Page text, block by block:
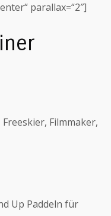
parallax=“2″]
Filmmaker,
Up Paddeln für